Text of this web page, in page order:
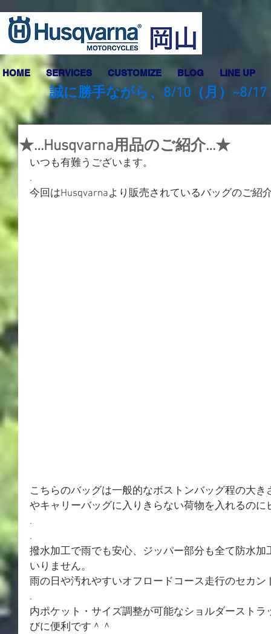
HOME SERVICES CUSTOMIZE BLOG LINE UP
誠に勝手ながら、8/10（月）~8/
★…Husqvarna用品のご紹介…★
いつも有難うございます。
.
今回はHusqvarnaより販売されているバッグのご紹
こちらのバッグは一般的なボストンバッグ程の大
やキャリーバッグに入りきらない荷物を入れるのに
.
.
撥水加工で雨でも安心、ジッパー部分も全て防水
いりません。
雨の日や汚れやすいオフロードコース走行のセカ
.
内ポケット・サイズ調整が可能なショルダースト
びに便利です＾＾